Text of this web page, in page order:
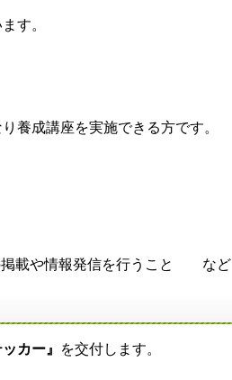
す。
成講座を実施できる方です。
掲載や情報発信を行うこと など
カー』 を交付します。